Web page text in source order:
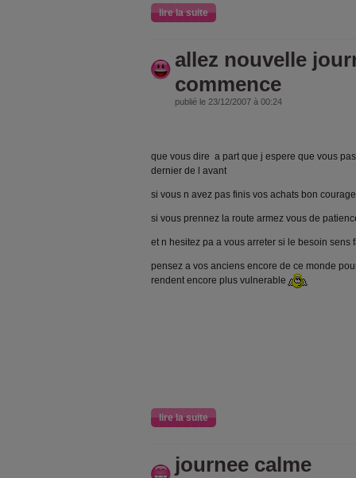
lire la suite
allez nouvelle
commence
publié le 23/12/2007 à 00:24
que vous dire a part que j espere que vous
dernier de l avant
si vous n avez pas finis vos achats bon courage
si vous prennez la route armez vous de
et n hesitez pa a vous arreter si le besoin sens
pensez a vos anciens encore de ce monde
rendent encore plus vulnerable
lire la suite
journee calme